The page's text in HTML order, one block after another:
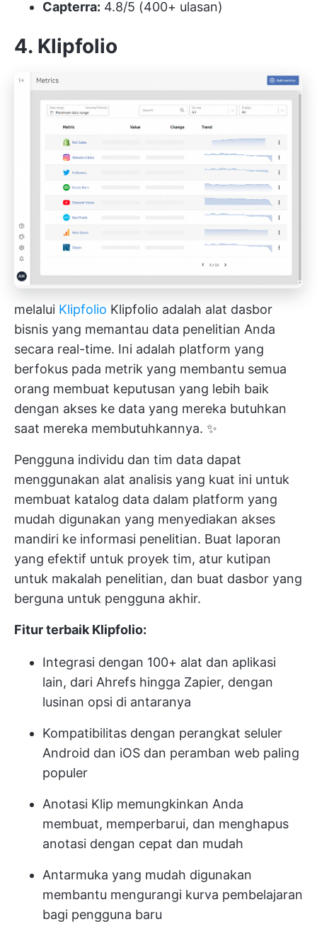
Capterra: 4.8/5 (400+ ulasan)
4. Klipfolio
melalui Klipfolio Klipfolio adalah alat dasbor
bisnis yang memantau data penelitian Anda
secara real-time. Ini adalah platform yang
berfokus pada metrik yang membantu semua
orang membuat keputusan yang lebih baik
dengan akses ke data yang mereka butuhkan
saat mereka membutuhkannya. ✨
Pengguna individu dan tim data dapat
menggunakan alat analisis yang kuat ini untuk
membuat katalog data dalam platform yang
mudah digunakan yang menyediakan akses
mandiri ke informasi penelitian. Buat laporan
yang efektif untuk proyek tim, atur kutipan
untuk makalah penelitian, dan buat dasbor yang
berguna untuk pengguna akhir.
Fitur terbaik Klipfolio:
Integrasi dengan 100+ alat dan aplikasi
lain, dari Ahrefs hingga Zapier, dengan
lusinan opsi di antaranya
Kompatibilitas dengan perangkat seluler
Android dan iOS dan peramban web paling
populer
Anotasi Klip memungkinkan Anda
membuat, memperbarui, dan menghapus
anotasi dengan cepat dan mudah
Antarmuka yang mudah digunakan
membantu mengurangi kurva pembelajaran
bagi pengguna baru